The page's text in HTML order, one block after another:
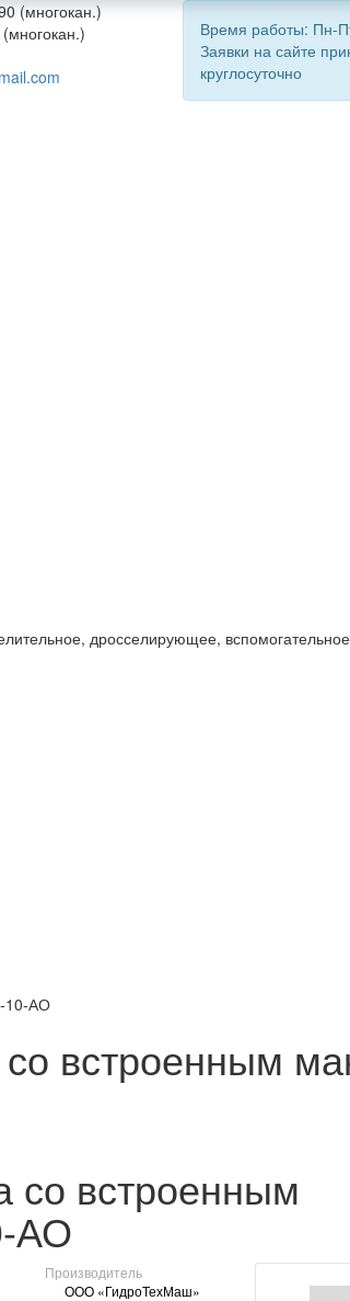
(многокан.)
Время работы: Пн-
Заявки на сайте
круглосуточно
дросселирующее,
10-АО
со встроенным
со встроенным
АО
Производитель
ООО «ГидроТехМаш»